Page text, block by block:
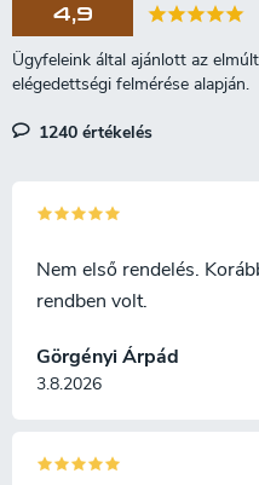
4,9
1240 értékelés
Görgényi Árpád
3.8.2026
Nem első rendelés.
rendben volt.